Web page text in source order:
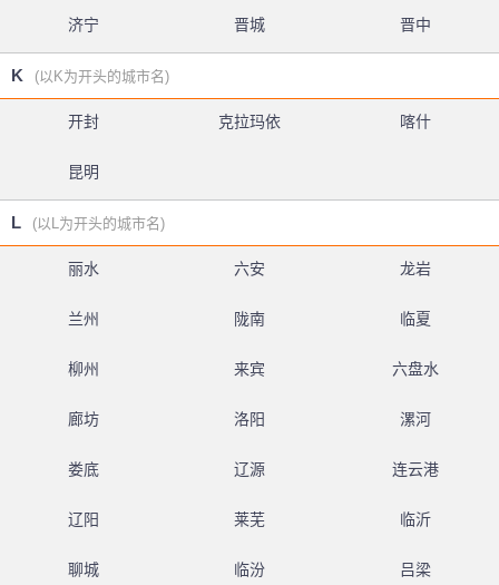
济宁 晋城 晋中
K (以K为开头的城市名)
开封 克拉玛依 喀什
昆明
L (以L为开头的城市名)
丽水 六安 龙岩
兰州 陇南 临夏
柳州 来宾 六盘水
廊坊 洛阳 漯河
娄底 辽源 连云港
辽阳 莱芜 临沂
聊城 临汾 吕梁